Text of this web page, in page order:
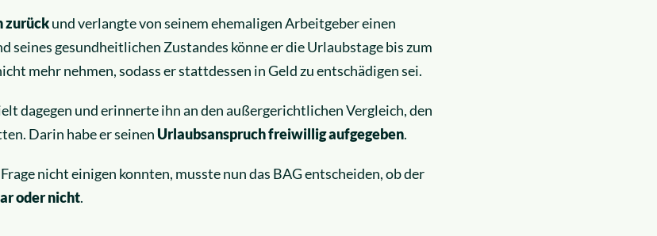
zurückund verlangte von seinem ehemaligen Arbeitgeber einen
seines gesundheitlichen Zustandes könne er die Urlaubstage bis zum
mehr nehmen, sodass er stattdessen in Geld zu entschädigen sei.
dagegen und erinnerte ihn an den außergerichtlichen Vergleich, den
Darin habe er seinenUrlaubsanspruch freiwillig aufgegeben.
nicht einigen konnten, musste nun das BAG entscheiden, ob der
oder nicht.